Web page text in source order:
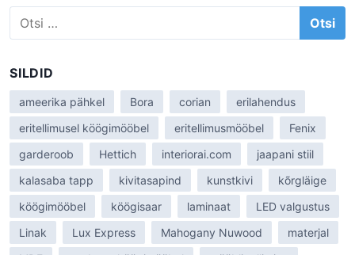
:SILDID
ameerika pähkel Bora corian
erilahendus
eritellimusel köögimööbel
eritellimusmööbel
Fenix
garderoob
Hettich interiorai.com
jaapani stiil
kalasaba tapp
kivitasapind kunstkivi
kõrgläige
köögimööbel
köögisaar laminaat
LED valgustus
Linak
Lux Express Mahogany Nuwood
materjal